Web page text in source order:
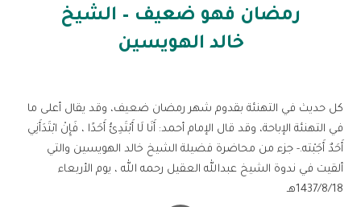
رمضان فهو ضعيف – الشيخ
خالد الهويسين
كل حديث في التهنئة بقدوم شهر رمضان ضعيف، وقد يقال أعلى ما
في التهنئة الإباحة، وقد قال الإمام أحمد: أَنَا لَا أَبْتَدِئُ أَحَدًا ، فَإِنْ ابْتَدَأَنِي
أَحَدٌ أَجَبْته.- جزء من محاضرة فضيلة الشيخ خالد الهويسين والتي
ألقيت في ندوة الشيخ عبدالله العقيل رحمه الله ، يوم الأربعاء
1437/8/18هـ